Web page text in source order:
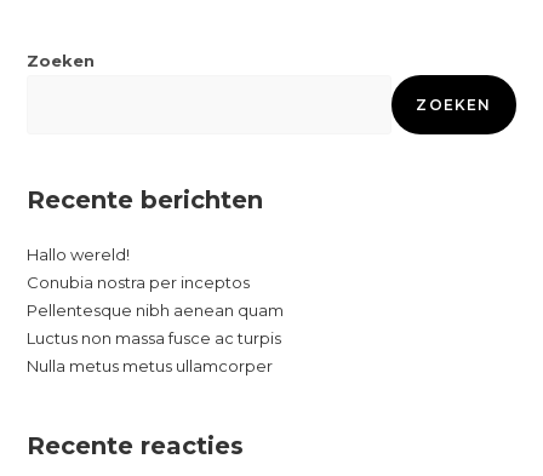
Zoeken
ZOEKEN
Recente berichten
Hallo wereld!
Conubia nostra per inceptos
Pellentesque nibh aenean quam
Luctus non massa fusce ac turpis
Nulla metus metus ullamcorper
Recente reacties